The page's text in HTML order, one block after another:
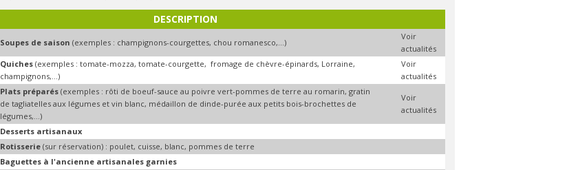
DESCRIPTION
Soupes de saison (exemples : champignons-courgettes, chou romanesco,...)
Voir
actualités
Quiches(exemples : tomate-mozza, tomate-courgette, fromage de chèvre-épinards, Lorraine,
champignons,...)
Voir
actualités
Plats préparés (exemples : rôti de boeuf-sauce au poivre vert-pommes de terre au romarin, gratin
de tagliatelles aux légumes et vin blanc, médaillon de dinde-purée aux petits bois-brochettes de
légumes,...)
Voir
actualités
Desserts artisanaux
Rotisserie (sur réservation) : poulet, cuisse, blanc, pommes de terre
Baguettes à l'ancienne artisanales garnies